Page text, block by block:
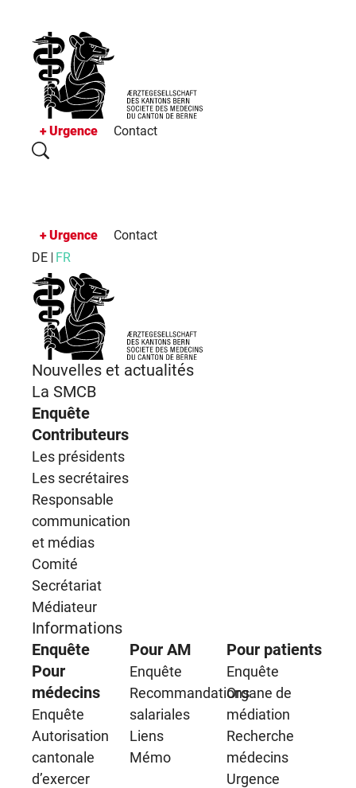
Urgence Contact
Urgence
Contact
DE
FR
Nouvelles et actualités
La SMCB
Enquête
Contributeurs
Les présidents
Les secrétaires
Responsable
communication
et médias
Comité
Secrétariat
Médiateur
Informations
Enquête
Pour
médecins
Enquête
Autorisation
cantonale
d’exercer
Pour AM
Enquête
Recommandations
salariales
Liens
Mémo
Pour patients
Enquête
Organe de
médiation
Recherche
médecins
Urgence